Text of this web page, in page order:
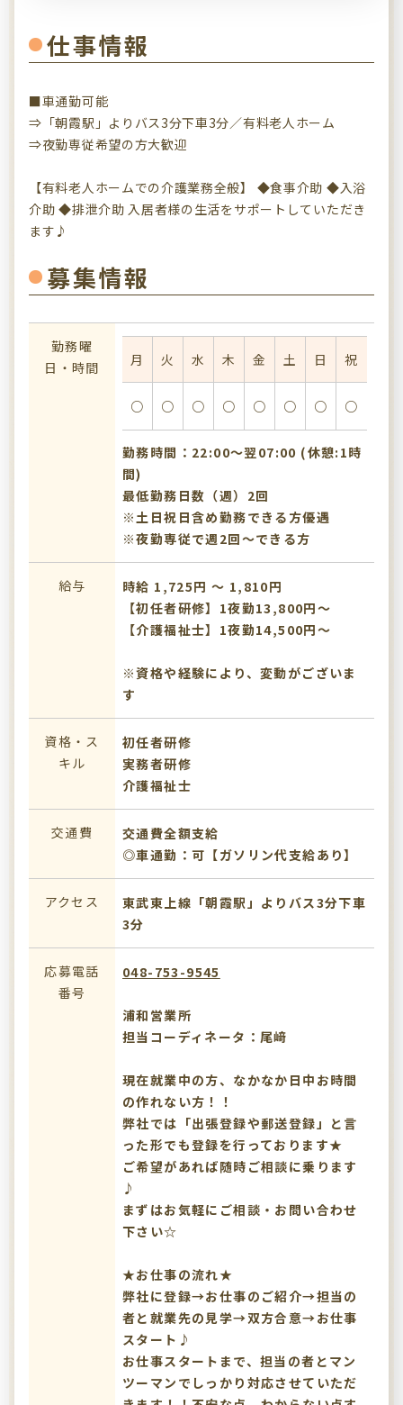
仕事情報
■車通勤可能
⇒「朝霞駅」よりバス3分下車3分／有料老人ホーム
⇒夜勤専従希望の方大歓迎
【有料老人ホームでの介護業務全般】 ◆食事介助 ◆入浴
介助 ◆排泄介助 入居者様の生活をサポートしていただき
ます♪
募集情報
勤務曜
日・時間
月 火 水 木 金 土 日 祝
○ ○ ○ ○ ○ ○ ○ ○
勤務時間：22:00〜翌07:00 (休憩:1時
間)
最低勤務日数（週）2回
※土日祝日含め勤務できる方優遇
※夜勤専従で週2回～できる方
給与
時給 1,725円 〜 1,810円
【初任者研修】1夜勤13,800円～
【介護福祉士】1夜勤14,500円～
※資格や経験により、変動がございま
す
資格・ス
キル
初任者研修
実務者研修
介護福祉士
交通費
交通費全額支給
◎車通勤：可【ガソリン代支給あり】
アクセス
東武東上線「朝霞駅」よりバス3分下車
3分
応募電話
番号
048-753-9545
浦和営業所
担当コーディネータ：尾﨑
現在就業中の方、なかなか日中お時間
の作れない方！！
弊社では「出張登録や郵送登録」と言
った形でも登録を行っております★
ご希望があれば随時ご相談に乗ります
♪
まずはお気軽にご相談・お問い合わせ
下さい☆
★お仕事の流れ★
弊社に登録→お仕事のご紹介→担当の
者と就業先の見学→双方合意→お仕事
スタート♪
お仕事スタートまで、担当の者とマン
ツーマンでしっかり対応させていただ